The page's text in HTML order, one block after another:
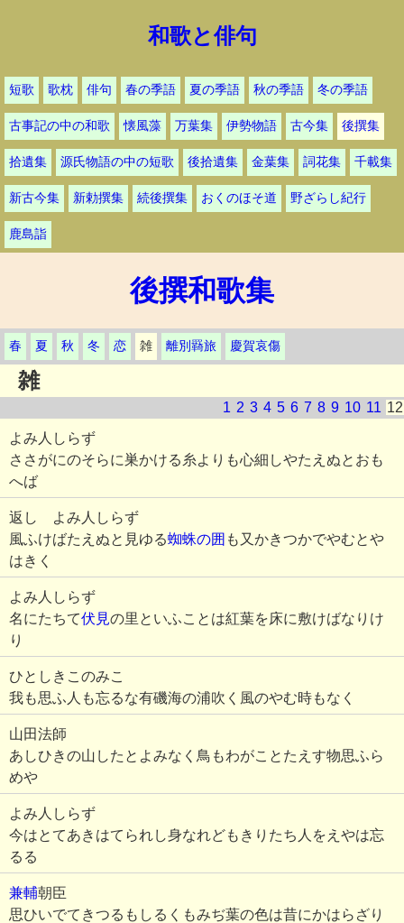
和歌と俳句
短歌 歌枕 俳句 春の季語 夏の季語 秋の季語 冬の季語
古事記の中の和歌 懐風藻 万葉集 伊勢物語 古今集 後撰集
拾遺集 源氏物語の中の短歌 後拾遺集 金葉集 詞花集 千載集
新古今集 新勅撰集 続後撰集 おくのほそ道 野ざらし紀行
鹿島詣
後撰和歌集
春 夏 秋 冬 恋 雑 離別羇旅 慶賀哀傷
雑
1 2 3 4 5 6 7 8 9 10 11 12
よみ人しらず
ささがにのそらに巣かける糸よりも心細しやたえぬとおも
へば
返し よみ人しらず
風ふけばたえぬと見ゆる蜘蛛の囲 も又かきつかでやむとや
はきく
よみ人しらず
名にたちて伏見の里といふことは紅葉を床に敷けばなりけ
り
ひとしきこのみこ
我も思ふ人も忘るな有磯海の浦吹く風のやむ時もなく
山田法師
あしひきの山したとよみなく鳥もわがことたえす物思ふら
めや
よみ人しらず
今はとてあきはてられし身なれどもきりたち人をえやは忘
るる
兼輔朝臣
思ひいでてきつるもしるくもみぢ葉の色は昔にかはらざり